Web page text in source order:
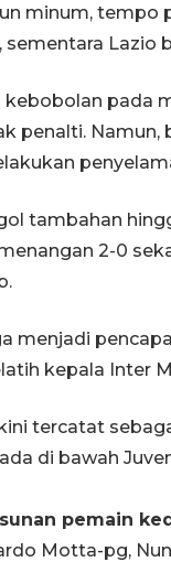
minum, tempo
sementara Lazio
kebobolan pada
penalti. Namun,
tambahan
2-0
menjadi
kepala Inter
tercatat
di bawah
pemain
Motta-pg,